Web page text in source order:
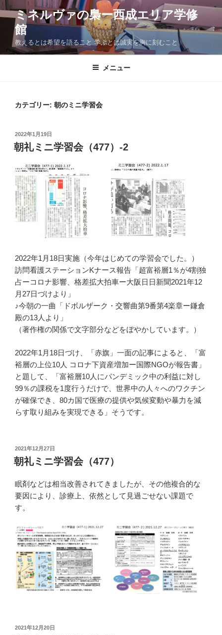
ン
ツ
ミネルヴァの梟ー西成エリア学修
館
教えるとは希望を語ること 学ぶとは誠実を胸に刻むこと
メニュー
カテゴリー: 朝のミニ学習会
投
稿
日:
2022年1月19日
朝礼ミニ学習会（477）-2
2022年1月18日実施（今年はじめての学習会でした。）
訪問看護ステーションKナース報告「超富裕層1％が4割独
占ーコロナ影響、格差拡大拍車ー大阪日日新聞2021年12
月27日づけより」
♪今朝の一曲「ドボルザーク・交響曲第9番第4楽章ー鎌倉
殿の13人より」
（著作権の関係で文字部分などをぼやかしています。）
2022年1月18日づけ、「赤旗」一面の記事によると、「富
裕層の上位10人 コロナ下資産増加ー国際NGOが報告書」
と題して、「富裕層10人にパンデミック中の利益に対し
99％の課税を1度行うだけで、世界中の人々へのワクチン
が確保でき、80カ国で医療の提供や気候変動や暴力を減
らす取り組みを実現できる」そうです。
投
稿
日:
2021年12月27日
朝礼ミニ学習会（477）
眠剤などは相当改善されてきましたが、その他複合的な
要因により、診療上、依然として見過ごせない課題で
す。
投
2021年12月20日